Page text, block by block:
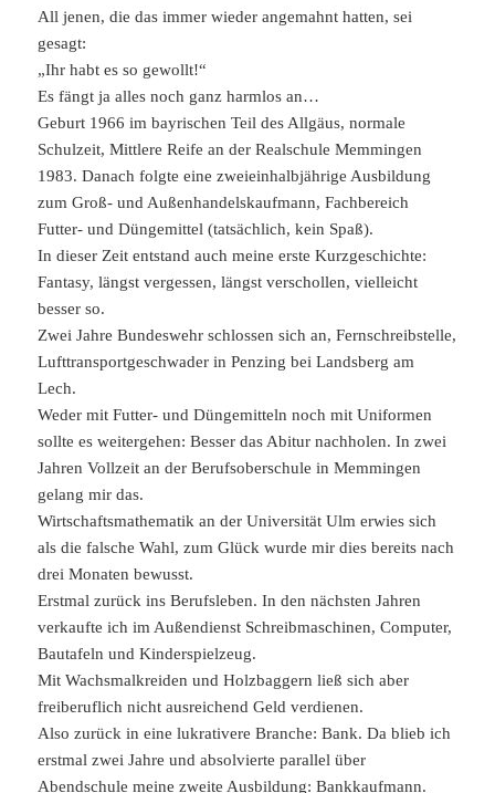
All jenen, die das immer wieder angemahnt hatten, sei
gesagt:
„Ihr habt es so gewollt!“
Es fängt ja alles noch ganz harmlos an…
Geburt 1966 im bayrischen Teil des Allgäus, normale
Schulzeit, Mittlere Reife an der Realschule Memmingen
1983. Danach folgte eine zweieinhalbjährige Ausbildung
zum Groß- und Außenhandelskaufmann, Fachbereich
Futter- und Düngemittel (tatsächlich, kein Spaß).
In dieser Zeit entstand auch meine erste Kurzgeschichte:
Fantasy, längst vergessen, längst verschollen, vielleicht
besser so.
Zwei Jahre Bundeswehr schlossen sich an, Fernschreibstelle,
Lufttransportgeschwader in Penzing bei Landsberg am
Lech.
Weder mit Futter- und Düngemitteln noch mit Uniformen
sollte es weitergehen: Besser das Abitur nachholen. In zwei
Jahren Vollzeit an der Berufsoberschule in Memmingen
gelang mir das.
Wirtschaftsmathematik an der Universität Ulm erwies sich
als die falsche Wahl, zum Glück wurde mir dies bereits nach
drei Monaten bewusst.
Erstmal zurück ins Berufsleben. In den nächsten Jahren
verkaufte ich im Außendienst Schreibmaschinen, Computer,
Bautafeln und Kinderspielzeug.
Mit Wachsmalkreiden und Holzbaggern ließ sich aber
freiberuflich nicht ausreichend Geld verdienen.
Also zurück in eine lukrativere Branche: Bank. Da blieb ich
erstmal zwei Jahre und absolvierte parallel über
Abendschule meine zweite Ausbildung: Bankkaufmann.